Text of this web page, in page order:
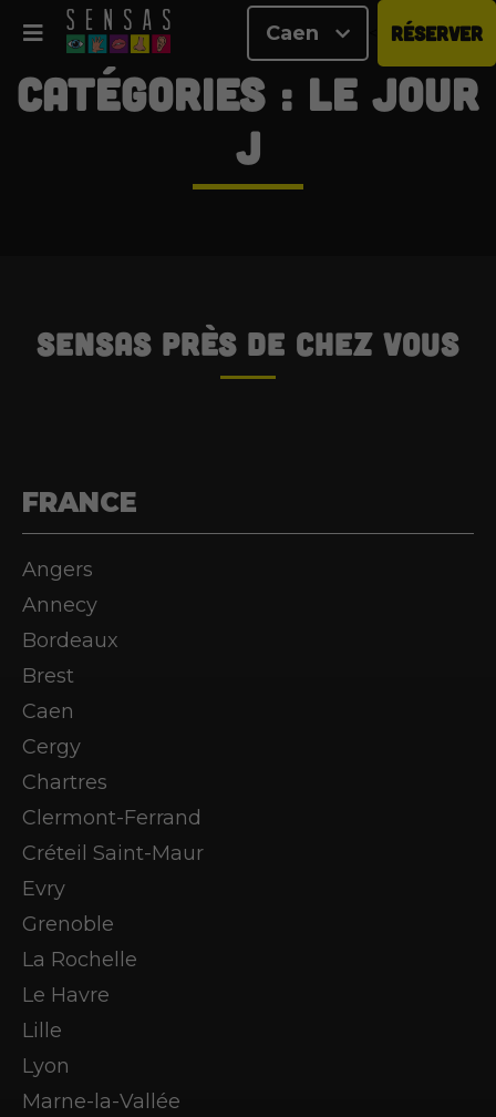
Caen RÉSERVER
Catégories : Le jour
J
SENSAS près de chez vous
FRANCE
Angers
Annecy
Bordeaux
Brest
Caen
Cergy
Chartres
Clermont-Ferrand
Créteil Saint-Maur
Evry
Grenoble
La Rochelle
Le Havre
Lille
Lyon
Marne-la-Vallée